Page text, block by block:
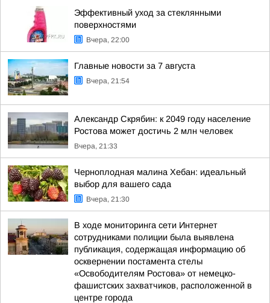
Эффективный уход за стеклянными
поверхностями
Вчера, 22:00
Главные новости за 7 августа
Вчера, 21:54
Александр Скрябин: к 2049 году население
Ростова может достичь 2 млн человек
Вчера, 21:33
Черноплодная малина Хебан: идеальный
выбор для вашего сада
Вчера, 21:30
В ходе мониторинга сети Интернет
сотрудниками полиции была выявлена
публикация, содержащая информацию об
осквернении постамента стелы
«Освободителям Ростова» от немецко-
фашистских захватчиков, расположенной в
центре города